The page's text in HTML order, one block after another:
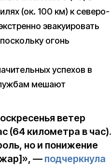
(ок. 100 км) к северо-
эвакуировать
огонь
успехов в
мешают
ветер
(64 километра в час).
но и понижение
— подчеркнула